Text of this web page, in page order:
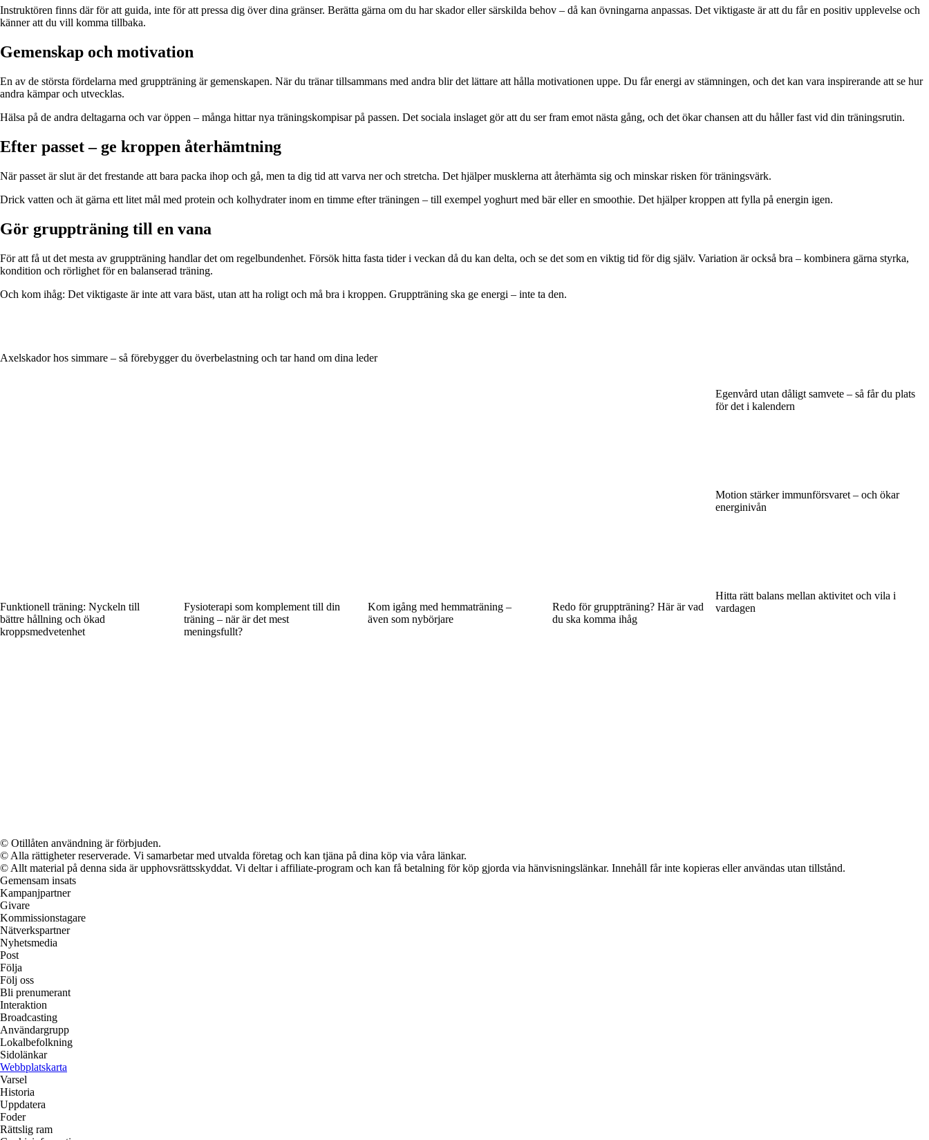
Instruktören finns där för att guida, inte för att pressa dig över dina gränser. Berätta gärna om du har skador eller särskilda behov – då kan övningarna anpassas. Det viktigaste är att du får en positiv upplevelse och
känner att du vill komma tillbaka.
Gemenskap och motivation
En av de största fördelarna med gruppträning är gemenskapen. När du tränar tillsammans med andra blir det lättare att hålla motivationen uppe. Du får energi av stämningen, och det kan vara inspirerande att se hur
andra kämpar och utvecklas.
Hälsa på de andra deltagarna och var öppen – många hittar nya träningskompisar på passen. Det sociala inslaget gör att du ser fram emot nästa gång, och det ökar chansen att du håller fast vid din träningsrutin.
Efter passet – ge kroppen återhämtning
När passet är slut är det frestande att bara packa ihop och gå, men ta dig tid att varva ner och stretcha. Det hjälper musklerna att återhämta sig och minskar risken för träningsvärk.
Drick vatten och ät gärna ett litet mål med protein och kolhydrater inom en timme efter träningen – till exempel yoghurt med bär eller en smoothie. Det hjälper kroppen att fylla på energin igen.
Gör gruppträning till en vana
För att få ut det mesta av gruppträning handlar det om regelbundenhet. Försök hitta fasta tider i veckan då du kan delta, och se det som en viktig tid för dig själv. Variation är också bra – kombinera gärna styrka,
kondition och rörlighet för en balanserad träning.
Och kom ihåg: Det viktigaste är inte att vara bäst, utan att ha roligt och må bra i kroppen. Gruppträning ska ge energi – inte ta den.
Axelskador hos simmare – så förebygger du överbelastning och tar hand om dina leder
Funktionell träning: Nyckeln till
bättre hållning och ökad
kroppsmedvetenhet
Fysioterapi som komplement till din
träning – när är det mest
meningsfullt?
Kom igång med hemmaträning –
även som nybörjare
Redo för gruppträning? Här är vad
du ska komma ihåg
Egenvård utan dåligt samvete – så får du plats
för det i kalendern
Motion stärker immunförsvaret – och ökar
energinivån
Hitta rätt balans mellan aktivitet och vila i
vardagen
© Otillåten användning är förbjuden.
© Alla rättigheter reserverade. Vi samarbetar med utvalda företag och kan tjäna på dina köp via våra länkar.
© Allt material på denna sida är upphovsrättsskyddat. Vi deltar i affiliate-program och kan få betalning för köp gjorda via hänvisningslänkar. Innehåll får inte kopieras eller användas utan tillstånd.
Gemensam insats
Kampanjpartner
Givare
Kommissionstagare
Nätverkspartner
Nyhetsmedia
Post
Följa
Följ oss
Bli prenumerant
Interaktion
Broadcasting
Användargrupp
Lokalbefolkning
Sidolänkar
Webbplatskarta
Varsel
Historia
Uppdatera
Foder
Rättslig ram